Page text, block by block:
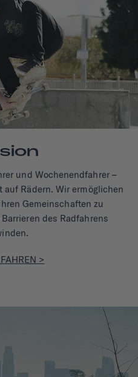
und Wochenendfahrer –
Rädern. Wir ermöglichen
Gemeinschaften zu
des Radfahrens
>